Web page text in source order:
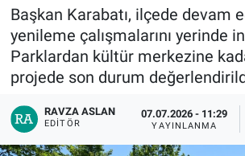
Başkan Karabatı, ilçede devam
yenileme çalışmalarını yerinde
Parklardan kültür merkezine
projede son durum
RAVZA ASLAN
EDITÖR
07.07.2026 - 11:29
YAYINLANMA
KÜLTÜR-SANAT
Yerel
Bursaspor
Gündem
Süper Lig Puan Durumu ve
Tüm Manşetler
Son Dakika Haberleri
Haber Arşivi